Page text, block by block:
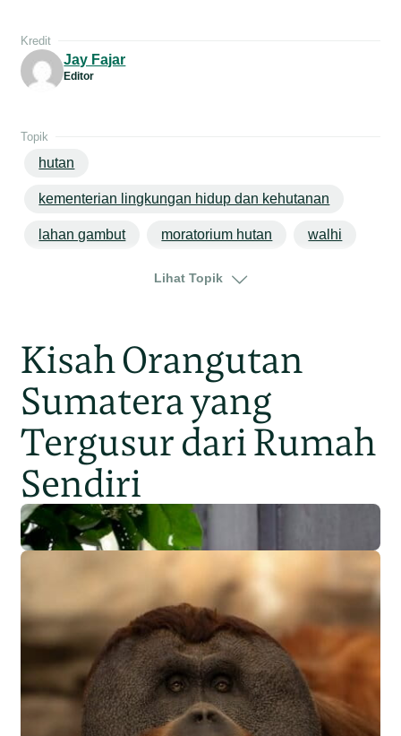
Kredit
Jay Fajar
Editor
Topik
hutan
kementerian lingkungan hidup dan kehutanan
lahan gambut moratorium hutan walhi
kalimantan tengah
Lihat Topik
Kisah Orangutan
Sumatera yang
Tergusur dari Rumah
Sendiri